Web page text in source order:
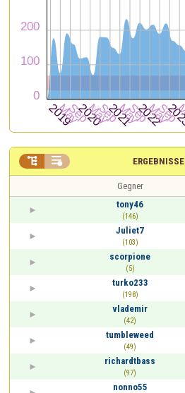
ERGEBNISSE
 
Gegner
tony46
(146)
Juliet7
(103)
scorpione
(5)
turko233
(198)
vlademir
(42)
tumbleweed
(49)
richardtbass
(97)
nonno55